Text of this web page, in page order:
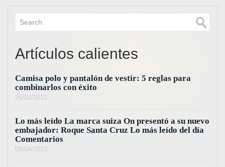
Artículos calientes
Camisa polo y pantalón de vestir: 5 reglas para
combinarlos con éxito
26/02/2022
Lo más leído La marca suiza On presentó a su nuevo
embajador: Roque Santa Cruz Lo más leído del día
Comentarios
08/04/2023